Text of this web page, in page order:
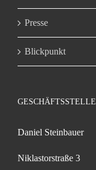
Presse
Blickpunkt
GESCHÄFTSSTELLE
Daniel Steinbauer
Niklastorstraße 3